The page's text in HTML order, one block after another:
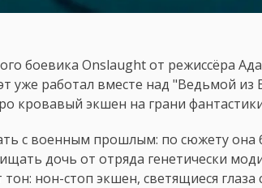
боевика Onslaught от режиссёра
уже работал вместе над "Ведьмой из
кровавый экшен на грани
с военным прошлым: по сюжету
дочь от отряда генетически
нон-стоп экшен, светящиеся глаза